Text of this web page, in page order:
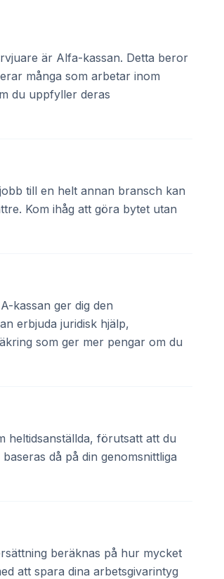
är Alfa-kassan. Detta beror
många som arbetar inom
du uppfyller deras
till en helt annan bransch kan
Kom ihåg att göra bytet utan
kassan ger dig den
erbjuda juridisk hjälp,
som ger mer pengar om du
heltidsanställda, förutsatt att du
då på din genomsnittliga
beräknas på hur mycket
att spara dina arbetsgivarintyg